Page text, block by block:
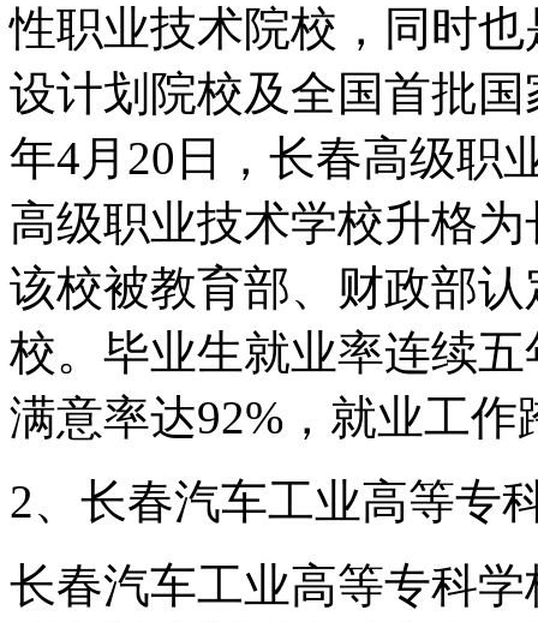
性职业技术院校，同时
设计划院校及全国首批
年4月20日，长春高级职
高级职业技术学校升格
该校被教育部、财政部
校。毕业生就业率连续
满意率达92%，就业工
2、长春汽车工业高等专
长春汽车工业高等专科